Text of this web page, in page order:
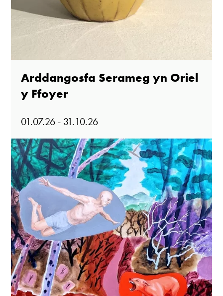
Arddangosfa Serameg yn Oriel
y Ffoyer
01.07.26 - 31.10.26